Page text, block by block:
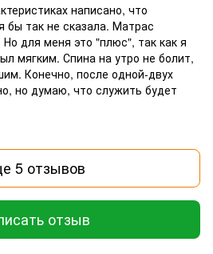
написано, что
бы так не сказала. Матрас
для меня это "плюс", так как я
мягким. Спина на утро не болит,
Конечно, после одной-двух
но думаю, что служить будет
5 отзывов
отзыв